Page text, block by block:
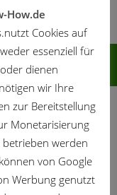
How.de
Cookies auf
essenziell für
dienen
wir Ihre
zur Bereitstellung
Monetarisierung
betrieben werden
von Google
Werbung genutzt